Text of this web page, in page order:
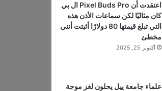
اعتقدت أن Pixel Buds Pro ال بي
كان مثاليًا لكن سماعات الأذن هذه
التي تبلغ قيمتها 80 دولارًا أثبتت أنني
مخطئ
أكتوبر 25, 2025
علماء جامعة ييل يحلون لغز موجة